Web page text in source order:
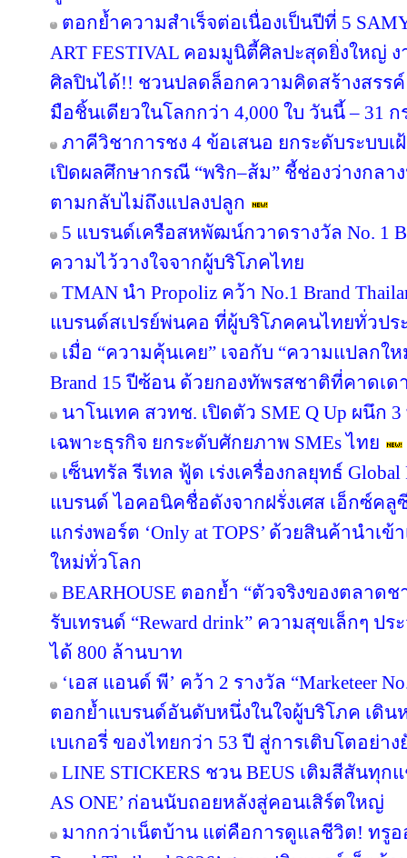
กรุงเทพเป็นศูนย์กลางตลาดเกมแห่งเอเชีย
อุตสาหรรมเกมแบบครบวงจร เอาใจคอเก
แล้ววันนี้ !!!
EKA Global มองครึ่งปีหลัง 2569 ตลาดบ
มาตรฐานโลกเปลี่ยนเกมการแข่งขัน รับต้น
ไทยโต
โลตัส คว้า No.1 Brand Thailand 2 ปีซ้อ
ใจมหาชน ผ่านการเติบโตอย่างแข็งแกร่ง
ไม่ได้อย่าง The Hidden Taste Thailand
LPN ดึง Lucky Suki ปักหมุด ลุมพินี มาร์เ
มูนิตี้ฮับครบวงจร
ตอกย้ำความสำเร็จต่อเนื่องเป็นปีที่ 5
ART FESTIVAL คอมมูนิตี้ศิลปะสุดยิ่งใหญ่
ศิลปินได้!! ชวนปลดล็อกความคิดสร้างสรร
มือชิ้นเดียวในโลกกว่า 4,000 ใบ วันนี้ – 31
ภาคีวิชาการชง 4 ข้อเสนอ ยกระดับระบบ
เปิดผลศึกษากรณี “พริก–ส้ม” ชี้ช่องว่างกลา
ตามกลับไม่ถึงแปลงปลูก
5 แบรนด์เครือสหพัฒน์กวาดรางวัล No. 1
ความไว้วางใจจากผู้บริโภคไทย
TMAN นำ Propoliz คว้า No.1 Brand
แบรนด์สเปรย์พ่นคอ ที่ผู้บริโภคคนไทยทั่วปร
เมื่อ “ความคุ้นเคย” เจอกับ “ความแปลกใ
Brand 15 ปีซ้อน ด้วยกองทัพรสชาติที่คาดเด
นาโนเทค สวทช. เปิดตัว SME Q Up ผนึก
เฉพาะธุรกิจ ยกระดับศักยภาพ SMEs ไทย
เซ็นทรัล รีเทล ฟู้ด เร่งเครื่องกลยุทธ์ Global
แบรนด์ ไอคอนิคชื่อดังจากฝรั่งเศส เอ็กซ์ค